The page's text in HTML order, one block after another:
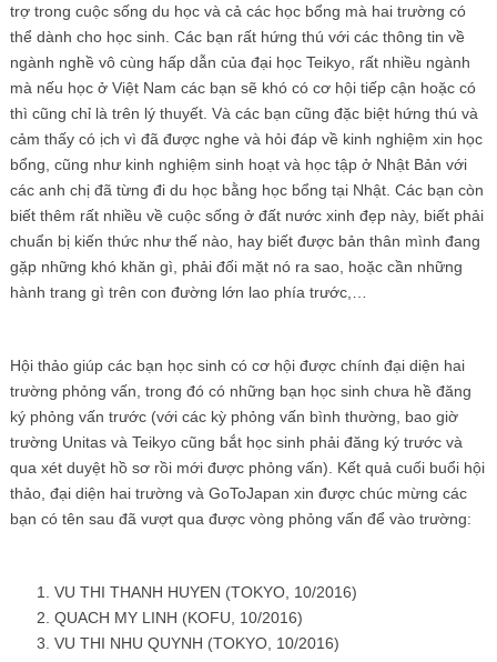
trợ trong cuộc sống du học và cả các học bổng mà hai trường có
thể dành cho học sinh. Các bạn rất hứng thú với các thông tin về
ngành nghề vô cùng hấp dẫn của đại học Teikyo, rất nhiều ngành
mà nếu học ở Việt Nam các bạn sẽ khó có cơ hội tiếp cận hoặc có
thì cũng chỉ là trên lý thuyết. Và các bạn cũng đặc biệt hứng thú và
cảm thấy có ịch vì đã được nghe và hỏi đáp về kinh nghiệm xin học
bổng, cũng như kinh nghiệm sinh hoạt và học tập ở Nhật Bản với
các anh chị đã từng đi du học bằng học bổng tại Nhật. Các bạn còn
biết thêm rất nhiều về cuộc sống ở đất nước xinh đẹp này, biết phải
chuẩn bị kiến thức như thế nào, hay biết được bản thân mình đang
gặp những khó khăn gì, phải đối mặt nó ra sao, hoặc cần những
hành trang gì trên con đường lớn lao phía trước,…
Hội thảo giúp các bạn học sinh có cơ hội được chính đại diện hai
trường phỏng vấn, trong đó có những bạn học sinh chưa hề đăng
ký phỏng vấn trước (với các kỳ phỏng vấn bình thường, bao giờ
trường Unitas và Teikyo cũng bắt học sinh phải đăng ký trước và
qua xét duyệt hồ sơ rồi mới được phỏng vấn). Kết quả cuối buổi hội
thảo, đại diện hai trường và GoToJapan xin được chúc mừng các
bạn có tên sau đã vượt qua được vòng phỏng vấn để vào trường:
VU THI THANH HUYEN (TOKYO, 10/2016)
QUACH MY LINH (KOFU, 10/2016)
VU THI NHU QUYNH (TOKYO, 10/2016)